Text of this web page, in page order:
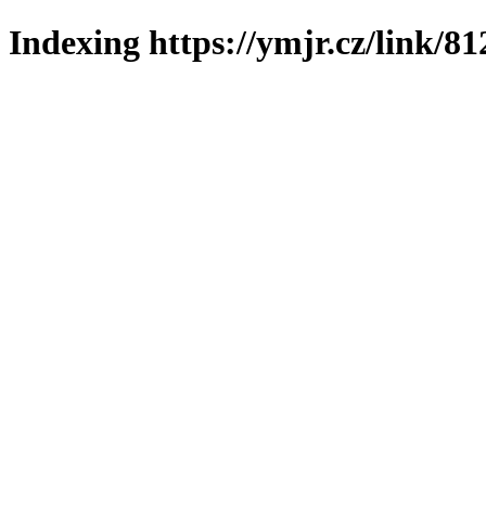
Indexing https://ymjr.cz/link/